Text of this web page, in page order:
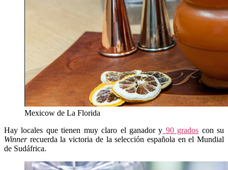
Mexicow de La Florida
Hay locales que tienen muy claro el ganador y 90 grados con su
Winnerrecuerda la victoria de la selección española en el Mundial
de Sudáfrica.